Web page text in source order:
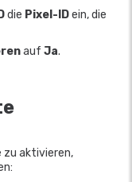
die Pixel-IDein, die
auf Ja.
zu aktivieren,